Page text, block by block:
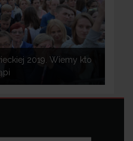
2019. Wiemy kto